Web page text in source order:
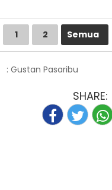
1 2 Semua
: Gustan Pasaribu
SHARE: